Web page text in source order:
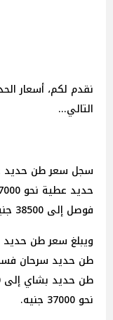
نقدم لكم، أسعار
التالي...
فوصل إلى 38500 جنيه.
نحو 37000 جنيه.